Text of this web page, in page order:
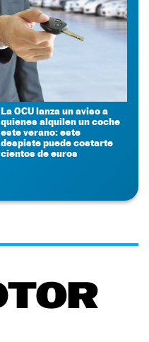
La OCU lanza un aviso a
quienes alquilen un coche
este verano: este
despiste puede costarte
cientos de euros